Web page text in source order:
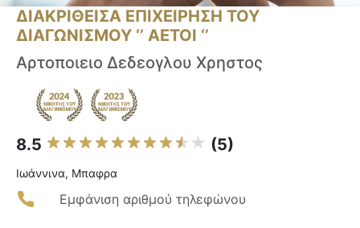
ΔΙΑΚΡΙΘΕΙΣΑ ΕΠΙΧΕΙΡΗΣΗ ΤΟΥ
ΔΙΑΓΩΝΙΣΜΟΥ ‘’ ΑΕΤΟΙ ‘’
Αρτοποιειο Δεδεογλου Χρηστος
8.5 (5)
Ιωάννινα, Μπαφρα
Εμφάνιση αριθμού τηλεφώνου